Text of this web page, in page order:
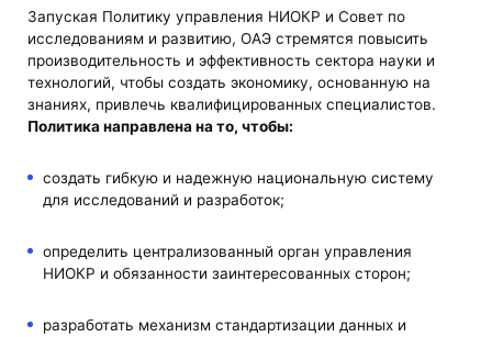
Запуская Политику управления НИОКР и Совет по
исследованиям и развитию, ОАЭ стремятся повысить
производительность и эффективность сектора науки и
технологий, чтобы создать экономику, основанную на
знаниях, привлечь квалифицированных специалистов.
Политика направлена ​​на то, чтобы:
создать гибкую и надежную национальную систему
для исследований и разработок;
определить централизованный орган управления
НИОКР и обязанности заинтересованных сторон;
разработать механизм стандартизации данных и